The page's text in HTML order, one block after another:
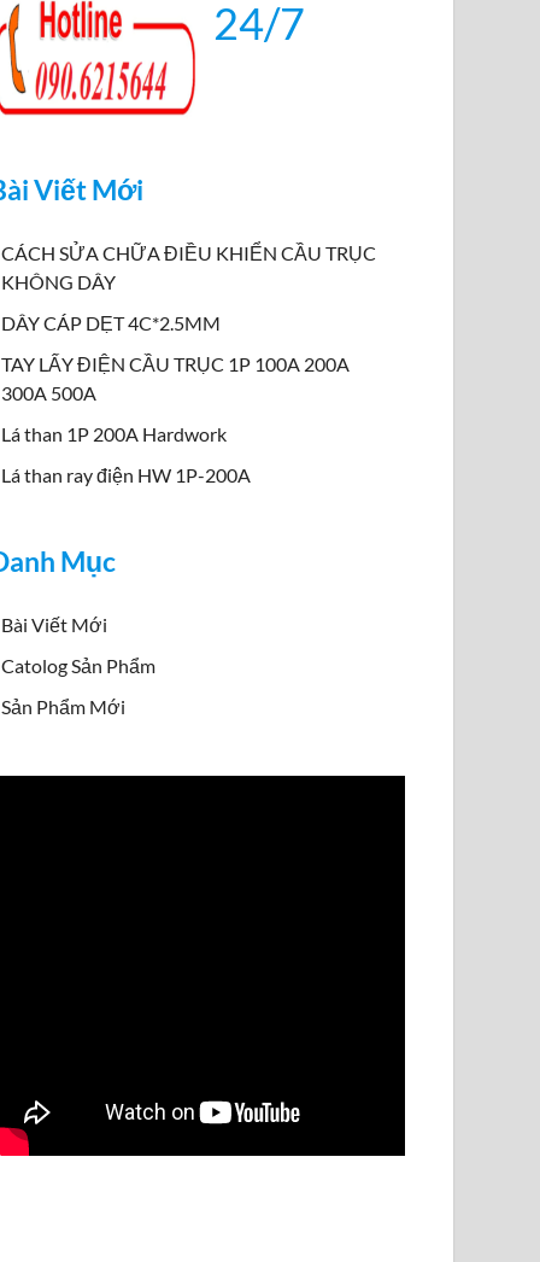
24/7
Viết Mới
CÁCH SỬA CHỮA ĐIỀU KHIỂN CẦU TRỤC
KHÔNG DÂY
DÂY CÁP DẸT 4C*2.5MM
TAY LẤY ĐIỆN CẦU TRỤC 1P 100A 200A
300A 500A
Lá than 1P 200A Hardwork
Lá than ray điện HW 1P-200A
Mục
Bài Viết Mới
Catolog Sản Phẩm
Sản Phẩm Mới